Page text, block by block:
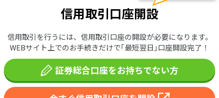
信用取引口座開設
信用取引を行うには、信用取引口座の開設が必要になります。
WEBサイト上でのお手続きだけで｢最短翌日｣口座開設完了！
証券総合口座をお持ちでない方